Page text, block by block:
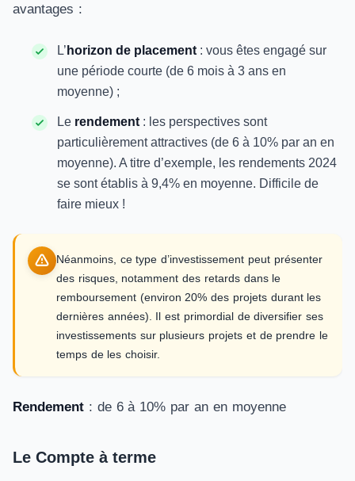
avantages :
L’ horizon de placement : vous êtes engagé sur
une période courte (de 6 mois à 3 ans en
moyenne) ;
Le rendement : les perspectives sont
particulièrement attractives (de 6 à 10% par an en
moyenne). A titre d’exemple, les rendements 2024
se sont établis à 9,4% en moyenne. Difficile de
faire mieux !
Néanmoins, ce type d’investissement peut présenter
des risques, notamment des retards dans le
remboursement (environ 20% des projets durant les
dernières années). Il est primordial de diversifier ses
investissements sur plusieurs projets et de prendre le
temps de les choisir.
Rendement : de 6 à 10% par an en moyenne
Le Compte à terme